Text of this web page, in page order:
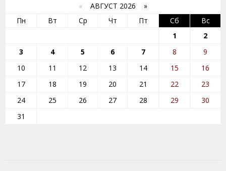
« АВГУСТ 2026 »
Пн
Вт Ср Чт Пт Сб
Вс
1
2
3
4 5 6 7 8
9
10
11 12 13 14 15
16
17
18 19 20 21 22
23
24
25 26 27 28 29
30
31